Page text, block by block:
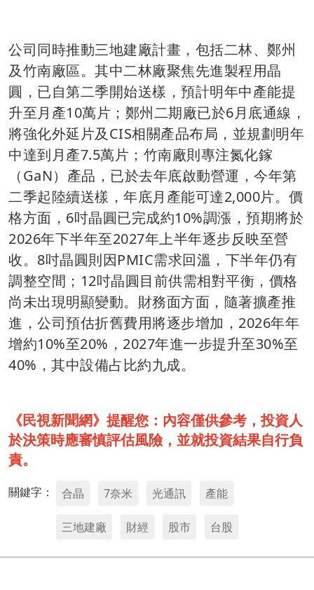
公司同時推動三地建廠計畫，包括二林、鄭州
及竹南廠區。其中二林廠聚焦先進製程用晶
圓，已自第二季開始送樣，預計明年中產能提
升至月產10萬片；鄭州二期廠已於6月底通線，
將強化外延片及CIS相關產品布局，並規劃明年
中達到月產7.5萬片；竹南廠則專注氮化鎵
（GaN）產品，已於去年底啟動營運，今年第
二季起陸續送樣，年底月產能可達2,000片。價
格方面，6吋晶圓已完成約10%調漲，預期將於
2026年下半年至2027年上半年逐步反映至營
收。8吋晶圓則因PMIC需求回溫，下半年仍有
調整空間；12吋晶圓目前供需相對平衡，價格
尚未出現明顯變動。財務面方面，隨著擴產推
進，公司預估折舊費用將逐步增加，2026年年
增約10%至20%，2027年進一步提升至30%至
40%，其中設備占比約九成。
《民視新聞網》提醒您：內容僅供參考，投資人
於決策時應審慎評估風險，並就投資結果自行負
責。
關鍵字： 合晶 7奈米 光通訊 產能
三地建廠 財經 股市 台股